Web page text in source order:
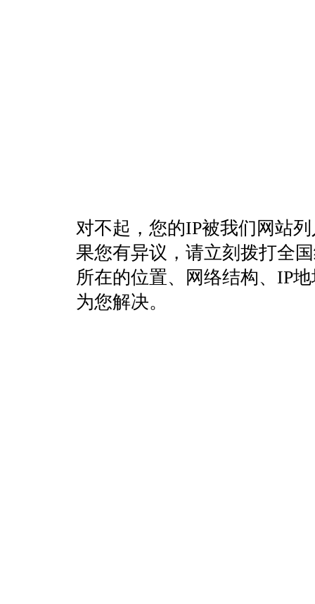
对不起，您的IP被我们网站
果您有异议，请立刻拨打全
所在的位置、网络结构、IP
为您解决。